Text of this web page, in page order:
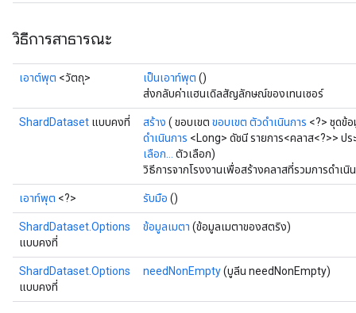
วิธีการสาธารณะ
เอาต์พุต <วัตถุ> เป็นเอาท์พุต ()
ส่งกลับค่าแฮนเดิลสัญลักษณ์ของเทนเซอร์
ShardDataset แบบคงที่ สร้าง ( ขอบเขต ขอบเขต ตัวดำเนินการ <?> ชุดข้
ดำเนินการ <Long> ดัชนี รายการ<คลาส<?>> ป
เลือก...
ตัวเลือก)
วิธีการจากโรงงานเพื่อสร้างคลาสที่รวมการดำเ
เอาท์พุต <?> รับมือ ()
ShardDataset.Options
แบบคงที่
ข้อมูลเมตา (ข้อมูลเมตาของสตริง)
ShardDataset.Options
แบบคงที่
needNonEmpty(บูลีน needNonEmpty)